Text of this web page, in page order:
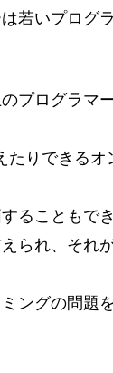
若いプログ
プログラマ
りできるオ
ることもでき
られ、それ
ングの問題